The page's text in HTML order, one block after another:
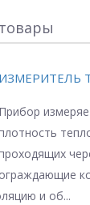
ИЗМЕРИТЕЛЬ
Прибор
и об...